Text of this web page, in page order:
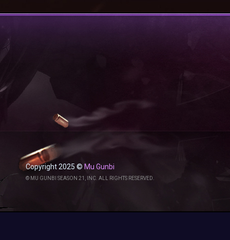
Copyright 2025 © Mu Gunbi
© MU GUNBI SEASON 21, INC. ALL RIGHTS RESERVED.